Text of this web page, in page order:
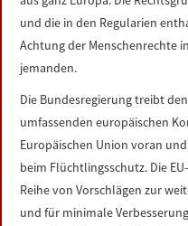
und die in den Regularien
Achtung der Menschenrechte
jemanden.
Die Bundesregierung treibt
umfassenden europäischen
Europäischen Union voran
beim Flüchtlingsschutz. Die
Reihe von Vorschlägen zur
und für minimale